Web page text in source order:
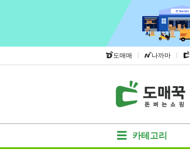
도매매 | 나까마 |
카테고리